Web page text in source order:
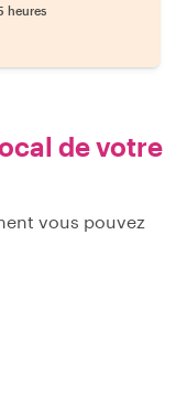
heures
de votre
vous pouvez